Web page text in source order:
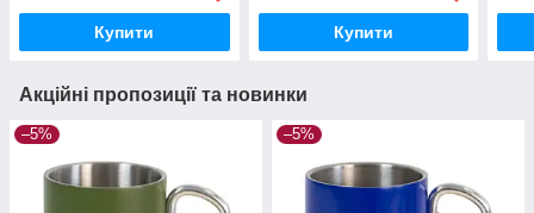
Купити Купити
Акційні пропозиції та новинки
–5% –5%